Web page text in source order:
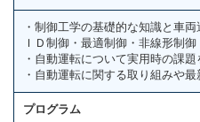
・制御工学の基礎的な知識と車
ＩＤ制御・最適制御・非線形制御
・自動運転について実用時の課
・自動運転に関する取り組みや
プログラム